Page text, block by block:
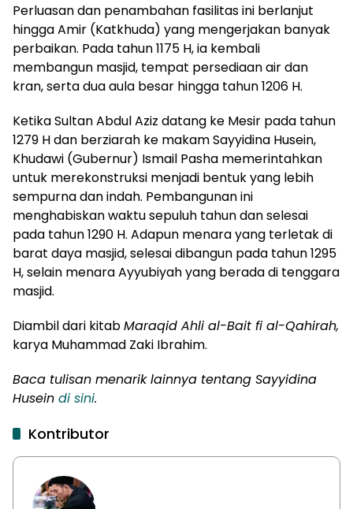
Perluasan dan penambahan fasilitas ini berlanjut
hingga Amir (Katkhuda) yang mengerjakan banyak
perbaikan. Pada tahun 1175 H, ia kembali
membangun masjid, tempat persediaan air dan
kran, serta dua aula besar hingga tahun 1206 H.
Ketika Sultan Abdul Aziz datang ke Mesir pada tahun
1279 H dan berziarah ke makam Sayyidina Husein,
Khudawi (Gubernur) Ismail Pasha memerintahkan
untuk merekonstruksi menjadi bentuk yang lebih
sempurna dan indah. Pembangunan ini
menghabiskan waktu sepuluh tahun dan selesai
pada tahun 1290 H. Adapun menara yang terletak di
barat daya masjid, selesai dibangun pada tahun 1295
H, selain menara Ayyubiyah yang berada di tenggara
masjid.
Diambil dari kitabMaraqid Ahli al-Bait fi al-Qahirah,
karya Muhammad Zaki Ibrahim.
Baca tulisan menarik lainnya tentang Sayyidina
Husein di sini.
Kontributor